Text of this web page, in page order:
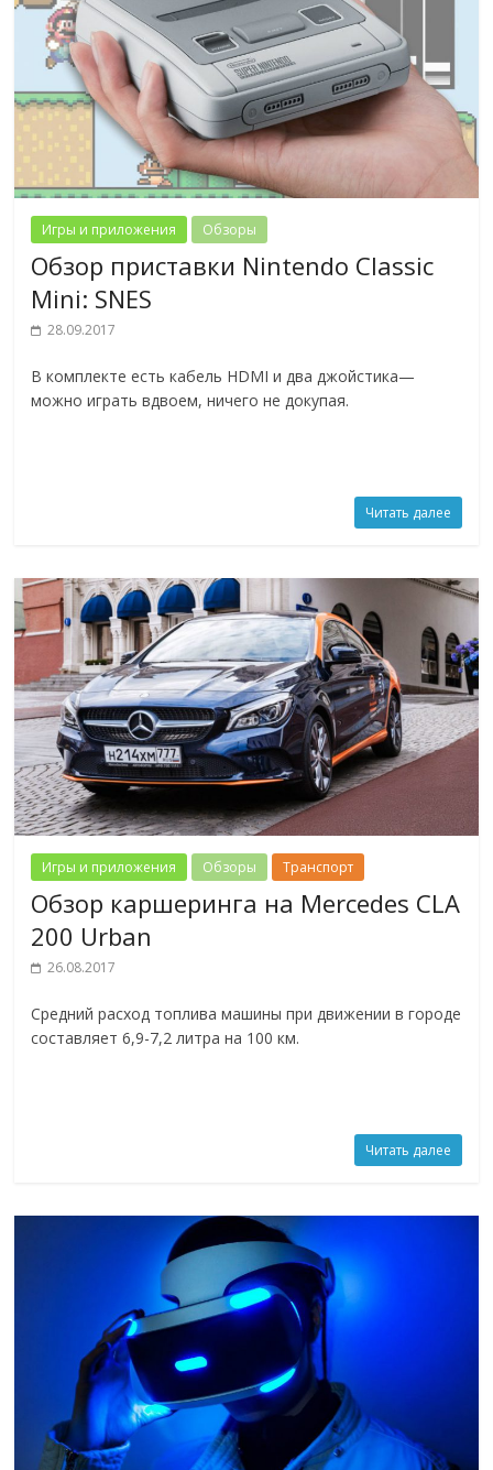
Игры и приложения Обзоры
Обзор приставки Nintendo Classic
Mini: SNES
28.09.2017
В комплекте есть кабель HDMI и два джойстика—
можно играть вдвоем, ничего не докупая.
Читать далее
Игры и приложения Обзоры Транспорт
Обзор каршеринга на Mercedes CLA
200 Urban
26.08.2017
Средний расход топлива машины при движении в городе
составляет 6,9-7,2 литра на 100 км.
Читать далее